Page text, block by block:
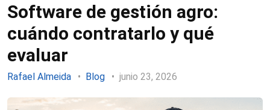
Software de gestión agro:
cuándo contratarlo y qué
evaluar
Rafael Almeida Blog junio 23, 2026